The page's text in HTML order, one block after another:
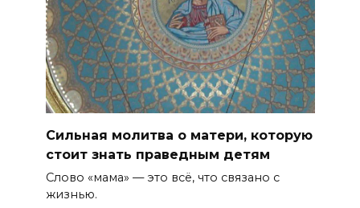
Сильная молитва о матери, которую
стоит знать праведным детям
Слово «мама» — это всё, что связано с
жизнью.